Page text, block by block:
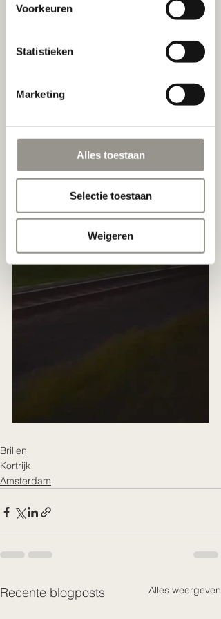
services.
Voorkeuren
Statistieken
Marketing
Alles toestaan
Selectie toestaan
Weigeren
Brillen
Kortrijk
Amsterdam
Recente blogposts Alles weergeven